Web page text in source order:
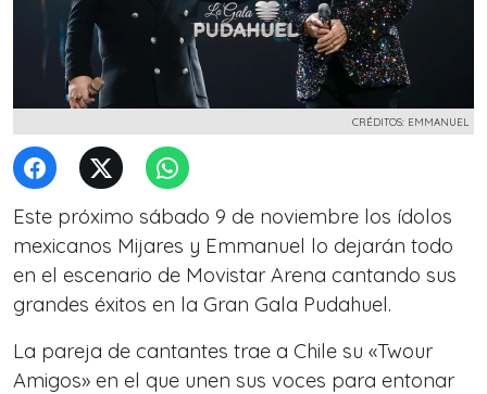
CRÉDITOS: EMMANUEL
Este próximo sábado 9 de noviembre los ídolos
mexicanos Mijares y Emmanuel lo dejarán todo
en el escenario de Movistar Arena cantando sus
grandes éxitos en la Gran Gala Pudahuel.
La pareja de cantantes trae a Chile su «Twour
Amigos» en el que unen sus voces para entonar